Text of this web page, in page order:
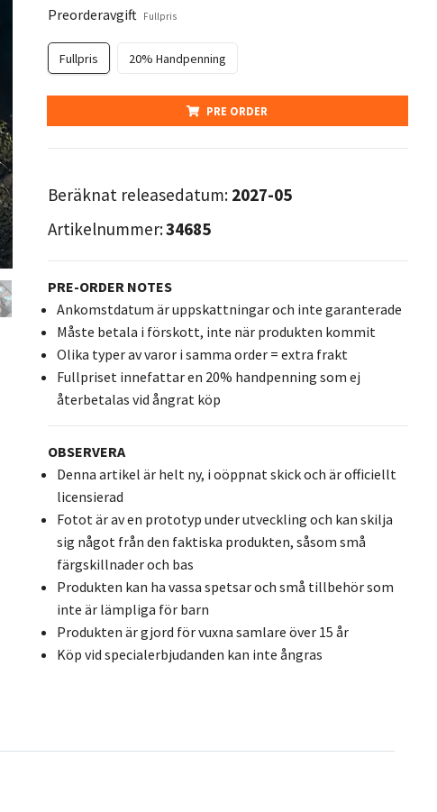
Preorderavgift Fullpris
Fullpris 20% Handpenning
PRE ORDER
Beräknat releasedatum: 2027-05
Artikelnummer:34685
PRE-ORDER NOTES
Ankomstdatum är uppskattningar och inte garanterade
Måste betala i förskott, inte när produkten kommit
Olika typer av varor i samma order = extra frakt
Fullpriset innefattar en 20% handpenning som ej
återbetalas vid ångrat köp
OBSERVERA
Denna artikel är helt ny, i oöppnat skick och är officiellt
licensierad
Fotot är av en prototyp under utveckling och kan skilja
sig något från den faktiska produkten, såsom små
färgskillnader och bas
Produkten kan ha vassa spetsar och små tillbehör som
inte är lämpliga för barn
Produkten är gjord för vuxna samlare över 15 år
Köp vid specialerbjudanden kan inte ångras